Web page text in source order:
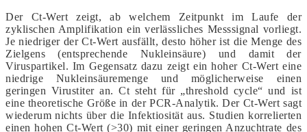
Der Ct-Wert zeigt, ab welchem Zeitpunkt im Laufe der
zyklischen Amplifikation ein verlässliches Messsignal vorliegt.
Je niedriger der Ct-Wert ausfällt, desto höher ist die Menge des
Zielgens (entsprechende Nukleinsäure) und damit der
Viruspartikel. Im Gegensatz dazu zeigt ein hoher Ct-Wert eine
niedrige Nukleinsäuremenge und möglicherweise einen
geringen Virustiter an. Ct steht für „threshold cycle“ und ist
eine theoretische Größe in der PCR-Analytik. Der Ct-Wert sagt
wiederum nichts über die Infektiosität aus. Studien korrelierten
einen hohen Ct-Wert (>30) mit einer geringen Anzuchtrate des